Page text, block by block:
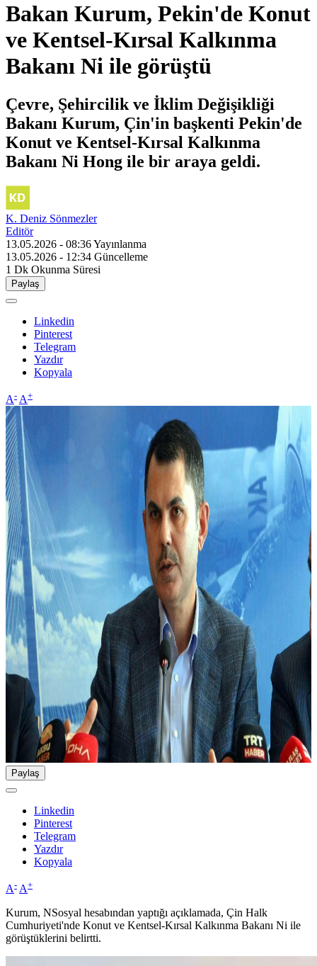
Bakan Kurum, Pekin'de Konut
ve Kentsel-Kırsal Kalkınma
Bakanı Ni ile görüştü
Çevre, Şehircilik ve İklim Değişikliği
Bakanı Kurum, Çin'in başkenti Pekin'de
Konut ve Kentsel-Kırsal Kalkınma
Bakanı Ni Hong ile bir araya geldi.
K. Deniz Sönmezler
Editör
13.05.2026 - 08:36Yayınlanma
13.05.2026 - 12:34 Güncelleme
1 Dk Okunma Süresi
Paylaş
Linkedin
Pinterest
Telegram
Yazdır
Kopyala
A- A+
Paylaş
Linkedin
Pinterest
Telegram
Yazdır
Kopyala
A- A+
Kurum, NSosyal hesabından yaptığı açıklamada, Çin Halk
Cumhuriyeti'nde Konut ve Kentsel-Kırsal Kalkınma Bakanı Ni ile
görüştüklerini belirtti.